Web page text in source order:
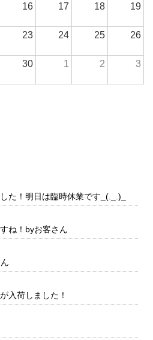
16 17 18 19
23 24 25 26
30 1 2 3
た！明日は臨時休業です_(._.)_
ね！byお客さん
入荷しました！